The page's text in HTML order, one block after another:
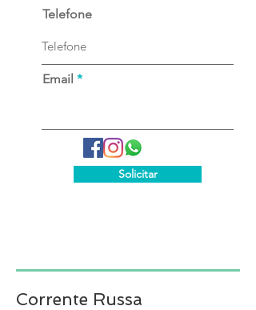
Telefone
Email
Solicitar
Corrente Russa